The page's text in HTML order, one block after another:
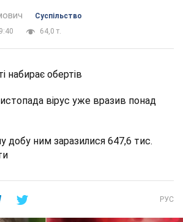
Суспільство
64,0 т.
набирає обертів
вірус уже вразив понад
добу ним заразилися 647,6 тис.
РУС